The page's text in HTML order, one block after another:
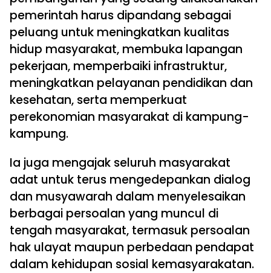
pemerintah harus dipandang sebagai
peluang untuk meningkatkan kualitas
hidup masyarakat, membuka lapangan
pekerjaan, memperbaiki infrastruktur,
meningkatkan pelayanan pendidikan dan
kesehatan, serta memperkuat
perekonomian masyarakat di kampung-
kampung.
Ia juga mengajak seluruh masyarakat
adat untuk terus mengedepankan dialog
dan musyawarah dalam menyelesaikan
berbagai persoalan yang muncul di
tengah masyarakat, termasuk persoalan
hak ulayat maupun perbedaan pendapat
dalam kehidupan sosial kemasyarakatan.